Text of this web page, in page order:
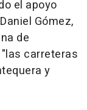
el apoyo
Gómez,
de
carreteras
y